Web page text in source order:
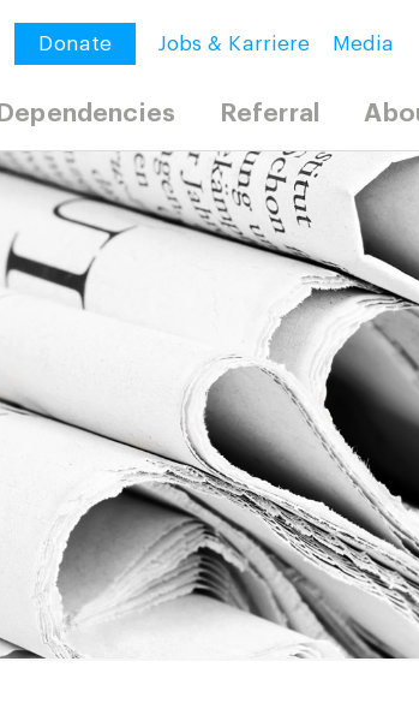
Donate Jobs & Karriere Media
Dependencies Referral